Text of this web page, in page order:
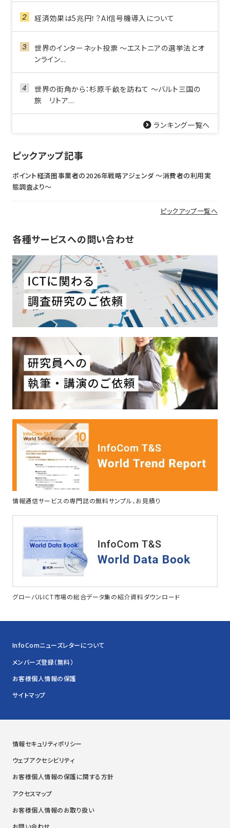
経済効果は5兆円！？AI信号機導入について
世界のインターネット投票 ～エストニアの選挙法とオ
ンライン...
世界の街角から：杉原千畝を訪ねて ～バルト三国の
旅 リトア...
ランキング一覧へ
ピックアップ記事
ポイント経済圏事業者の2026年戦略アジェンダ 〜消費者の利用実
態調査より〜
ピックアップ一覧へ
各種サービスへの問い合わせ
情報通信サービスの専門誌の無料サンプル、お見積り
グローバルICT市場の総合データ集の紹介資料ダウンロード
InfoComニューズレターについて
メンバーズ登録（無料）
お客様個人情報の保護
サイトマップ
情報セキュリティポリシー
ウェブアクセシビリティ
お客様個人情報の保護に関する方針
アクセスマップ
お客様個人情報のお取り扱い